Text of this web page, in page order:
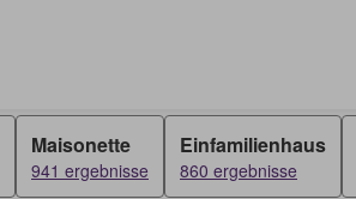
Maisonette
941 ergebnisse
Einfamilienhaus
860 ergebnisse